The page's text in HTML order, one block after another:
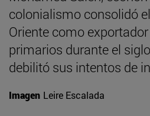
colonialismo consolidó
Oriente como
primarios durante el
debilitó sus intentos de
Imagen Leire Escalada